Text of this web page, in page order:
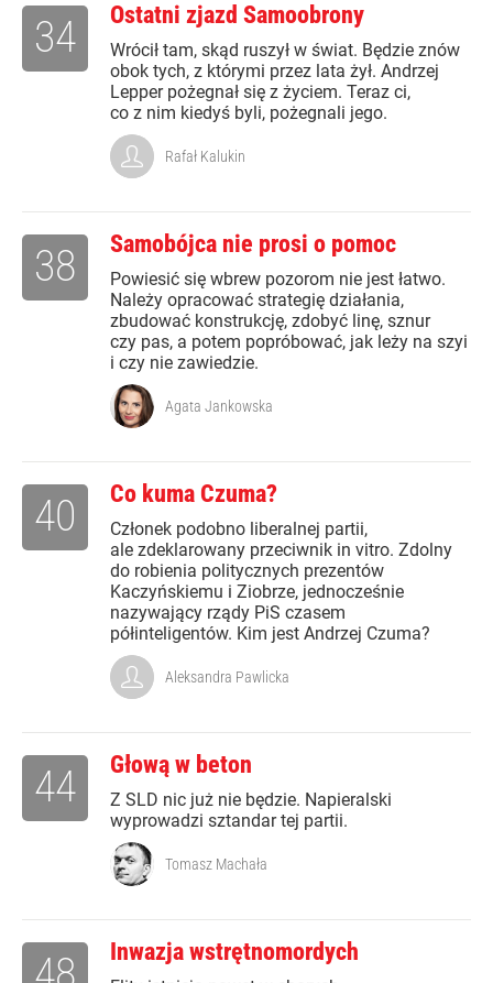
Ostatni zjazd Samoobrony
Wrócił tam, skąd ruszył w świat. Będzie znów
obok tych, z którymi przez lata żył. Andrzej
Lepper pożegnał się z życiem. Teraz ci,
co z nim kiedyś byli, pożegnali jego.
34
Rafał Kalukin
Samobójca nie prosi o pomoc
Powiesić się wbrew pozorom nie jest łatwo.
Należy opracować strategię działania,
zbudować konstrukcję, zdobyć linę, sznur
czy pas, a potem popróbować, jak leży na szyi
i czy nie zawiedzie.
38
Agata Jankowska
Co kuma Czuma?
Członek podobno liberalnej partii,
ale zdeklarowany przeciwnik in vitro. Zdolny
do robienia politycznych prezentów
Kaczyńskiemu i Ziobrze, jednocześnie
nazywający rządy PiS czasem
półinteligentów. Kim jest Andrzej Czuma?
40
Aleksandra Pawlicka
Głową w beton
Z SLD nic już nie będzie. Napieralski
wyprowadzi sztandar tej partii.
44
Tomasz Machała
Inwazja wstrętnomordych